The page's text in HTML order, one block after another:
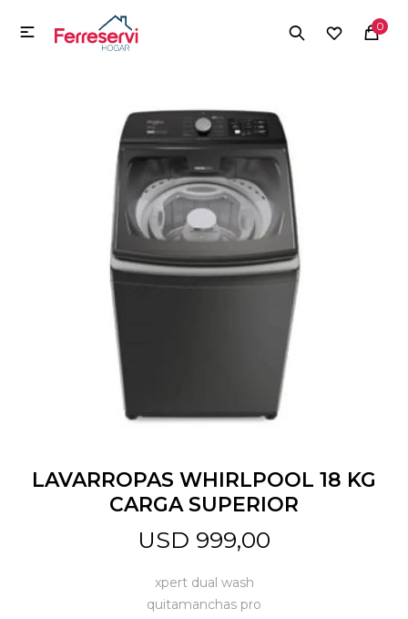
0

LAVARROPAS WHIRLPOOL 18 KG
CARGA SUPERIOR
USD 999,00
xpert dual wash
quitamanchas pro
MI CUENTA
Herramientas y Construcción
Electrodomésticos
Tecnología
Jardín y Aire Libre